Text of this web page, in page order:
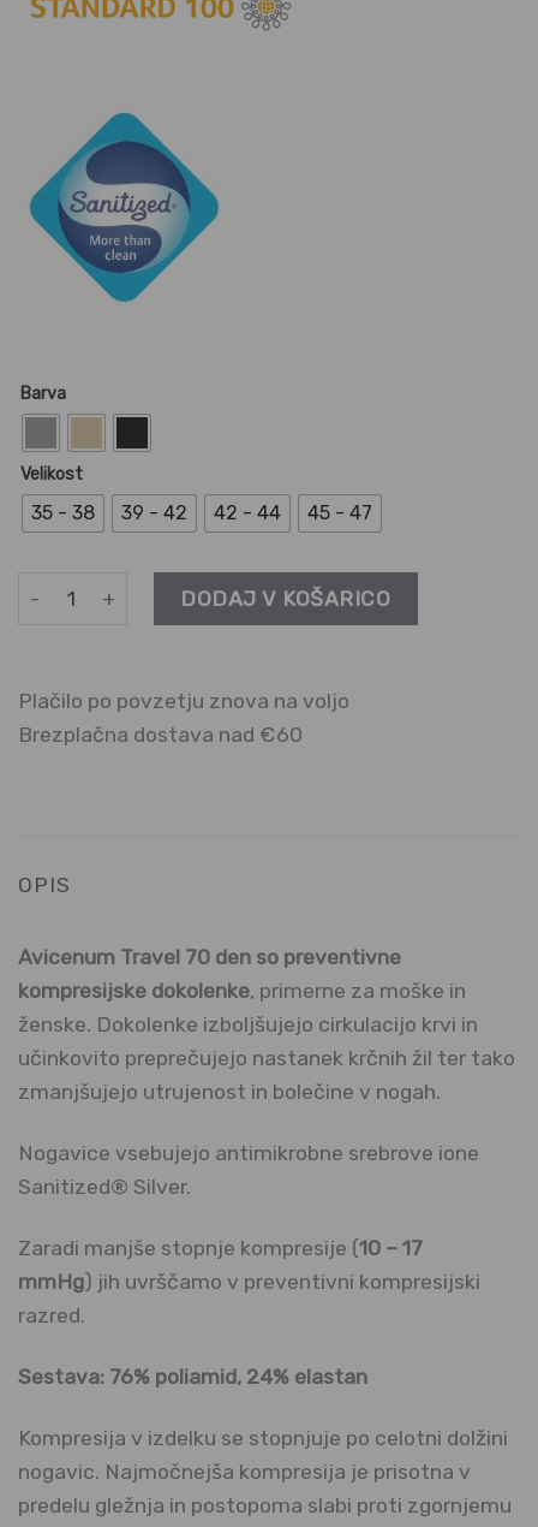
Barva
Velikost
35 - 38 39 - 42 42 - 44 45 - 47
DOKOLENKE Travel 70 den | Preventivni razred količina
DODAJ V KOŠARICO
Plačilo po povzetju znova na voljo
Brezplačna dostava nad €60
OPIS
Avicenum Travel 70 den so preventivne
kompresijske dokolenke, primerne za moške in
ženske. Dokolenke izboljšujejo cirkulacijo krvi in
učinkovito preprečujejo nastanek krčnih žil ter tako
zmanjšujejo utrujenost in bolečine v nogah.
Nogavice vsebujejo antimikrobne srebrove ione
Sanitized® Silver.
Zaradi manjše stopnje kompresije (10 – 17
mmHg) jih uvrščamo v preventivni kompresijski
razred.
Sestava: 76% poliamid, 24% elastan
Kompresija v izdelku se stopnjuje po celotni dolžini
nogavic. Najmočnejša kompresija je prisotna v
predelu gležnja in postopoma slabi proti zgornjemu